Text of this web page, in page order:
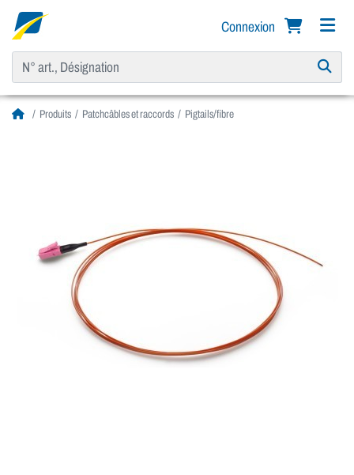
Connexion
Produits Patchcâbles et raccords Pigtails/fibre